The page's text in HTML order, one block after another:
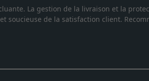
La gestion de la livraison et la
soucieuse de la satisfaction client.